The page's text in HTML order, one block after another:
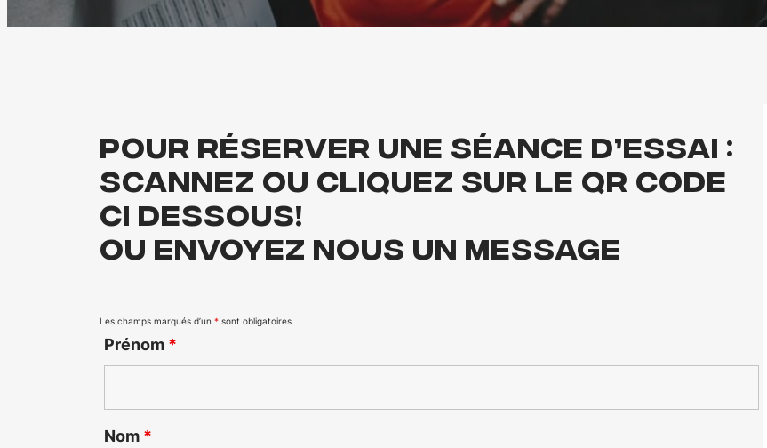
Pour réserver une séance d’essai :
SCANNEZ ou cliquez sur LE QR CODE
ci dessous!
ou envoyez nous un message
Les champs marqués d’un * sont obligatoires
Prénom *
Nom *